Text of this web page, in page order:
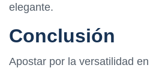
elegante.
Conclusión
Apostar por la versatilidad